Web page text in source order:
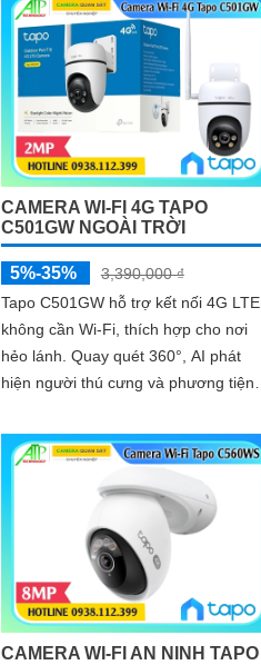
CAMERA WI-FI 4G TAPO
C501GW NGOÀI TRỜI
5%-35%
3,390,000 ₫
Tapo C501GW hỗ trợ kết nối 4G LTE
không cần Wi-Fi, thích hợp cho nơi
hẻo lánh. Quay quét 360°, AI phát
hiện người thú cưng và phương tiện
CAMERA WI-FI AN NINH TAPO